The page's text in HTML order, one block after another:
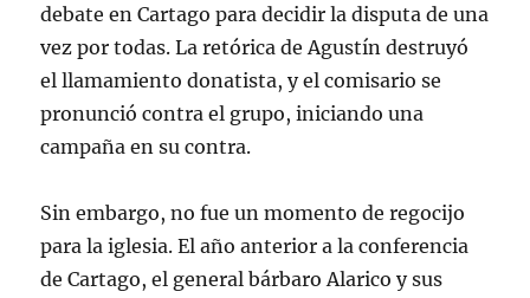
debate en Cartago para decidir la disputa de una
vez por todas. La retórica de Agustín destruyó
el llamamiento donatista, y el comisario se
pronunció contra el grupo, iniciando una
campaña en su contra.
Sin embargo, no fue un momento de regocijo
para la iglesia. El año anterior a la conferencia
de Cartago, el general bárbaro Alarico y sus